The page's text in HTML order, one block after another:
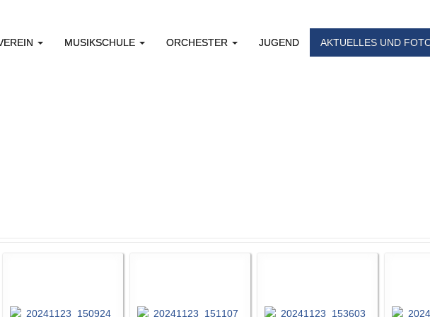
MUSIKSCHULE ORCHESTER JUGEND AKTUELLES UND